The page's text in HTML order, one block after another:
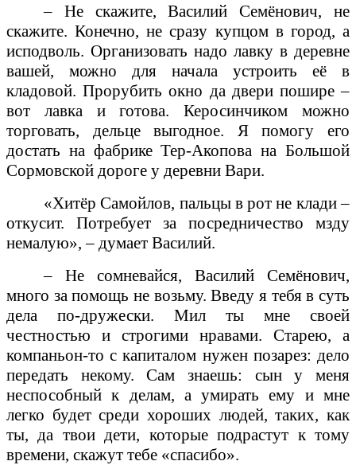
– Не скажите, Василий Семёнович, не
скажите. Конечно, не сразу купцом в город, а
исподволь. Организовать надо лавку в деревне
вашей, можно для начала устроить её в
кладовой. Прорубить окно да двери пошире –
вот лавка и готова. Керосинчиком можно
торговать, дельце выгодное. Я помогу его
достать на фабрике Тер-Акопова на Большой
Сормовской дороге у деревни Вари.
«Хитёр Самойлов, пальцы в рот не клади –
откусит. Потребует за посредничество мзду
немалую», – думает Василий.
– Не сомневайся, Василий Семёнович,
много за помощь не возьму. Введу я тебя в суть
дела по-дружески. Мил ты мне своей
честностью и строгими нравами. Старею, а
компаньон-то с капиталом нужен позарез: дело
передать некому. Сам знаешь: сын у меня
неспособный к делам, а умирать ему и мне
легко будет среди хороших людей, таких, как
ты, да твои дети, которые подрастут к тому
времени, скажут тебе «спасибо».